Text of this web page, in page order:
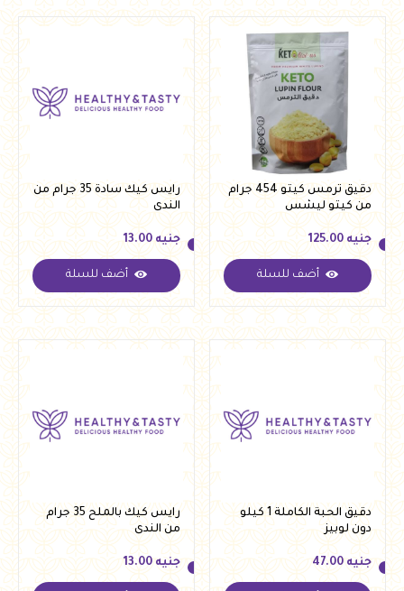
دقيق ترمس كيتو 454 جرام
من كيتو ليشس
جنيه
جنيه 125.00
أضف للسلة
رايس كيك سادة 35 جرام من
الندى
جنيه
جنيه 13.00
أضف للسلة
دقيق الحبة الكاملة 1 كيلو
دون لوبيز
جنيه 47.00
رايس كيك بالملح 35 جرام
من الندى
جنيه 13.00